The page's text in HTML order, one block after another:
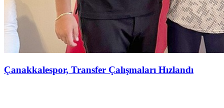
Çanakkalespor, Transfer Çalışmaları Hızlandı